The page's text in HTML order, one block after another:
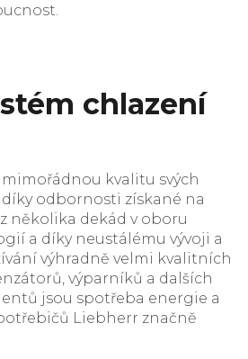
chlazení
kvalitu svých
odbornosti získané na
několika dekád v oboru
a díky neustálému vývoji a
výhradně velmi kvalitních
výparníků a dalších
jsou spotřeba energie a
Liebherr značně